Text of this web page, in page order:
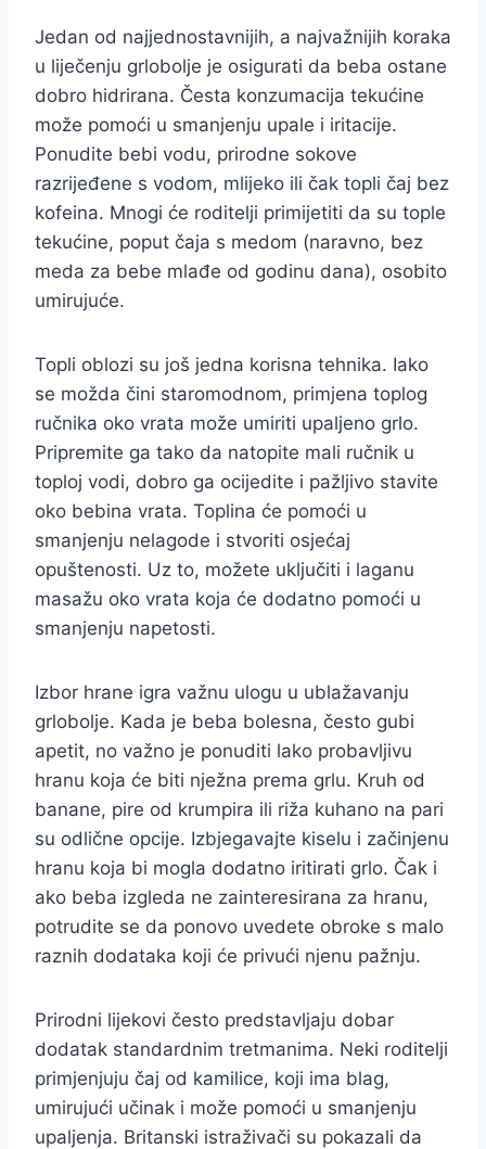
Jedan od najjednostavnijih, a najvažnijih koraka
u liječenju grlobolje je osigurati da beba ostane
dobro hidrirana. Česta konzumacija tekućine
može pomoći u smanjenju upale i iritacije.
Ponudite bebi vodu, prirodne sokove
razrijeđene s vodom, mlijeko ili čak topli čaj bez
kofeina. Mnogi će roditelji primijetiti da su tople
tekućine, poput čaja s medom (naravno, bez
meda za bebe mlađe od godinu dana), osobito
umirujuće.
Topli oblozi su još jedna korisna tehnika. Iako
se možda čini staromodnom, primjena toplog
ručnika oko vrata može umiriti upaljeno grlo.
Pripremite ga tako da natopite mali ručnik u
toploj vodi, dobro ga ocijedite i pažljivo stavite
oko bebina vrata. Toplina će pomoći u
smanjenju nelagode i stvoriti osjećaj
opuštenosti. Uz to, možete uključiti i laganu
masažu oko vrata koja će dodatno pomoći u
smanjenju napetosti.
Izbor hrane igra važnu ulogu u ublažavanju
grlobolje. Kada je beba bolesna, često gubi
apetit, no važno je ponuditi lako probavljivu
hranu koja će biti nježna prema grlu. Kruh od
banane, pire od krumpira ili riža kuhano na pari
su odlične opcije. Izbjegavajte kiselu i začinjenu
hranu koja bi mogla dodatno iritirati grlo. Čak i
ako beba izgleda ne zainteresirana za hranu,
potrudite se da ponovo uvedete obroke s malo
raznih dodataka koji će privući njenu pažnju.
Prirodni lijekovi često predstavljaju dobar
dodatak standardnim tretmanima. Neki roditelji
primjenjuju čaj od kamilice, koji ima blag,
umirujući učinak i može pomoći u smanjenju
upaljenja. Britanski istraživači su pokazali da